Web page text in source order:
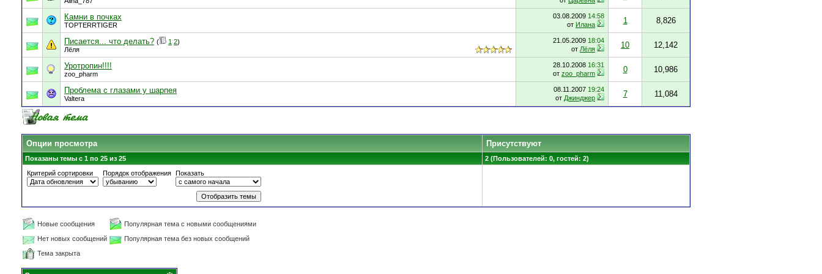
Камни в почках
TOPTERRTIGER
03.08.2009 14:58
от Илана 1 8,826
Писается... что делать? ( 1 2)
Лёля
21.05.2009 18:04
от Лёля 10 12,142
Уротропин!!!!
zoo_pharm
28.10.2008 16:31
от zoo_pharm 0 10,986
Проблема с глазами у шарпея
Valtera
08.11.2007 19:24
от Джинджер 7 11,084
Опции просмотра Присутствуют
Показаны темы с 1 по 25 из 25
2 (Пользователей: 0, гостей: 2)
Критерий сортировки
Порядок отображения Показать
Новые сообщения
Популярная тема с новыми сообщениями
Нет новых сообщений
Популярная тема без новых сообщений
Тема закрыта